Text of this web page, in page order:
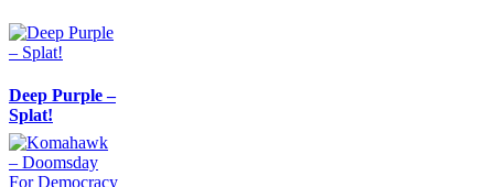
Deep Purple –
Splat!